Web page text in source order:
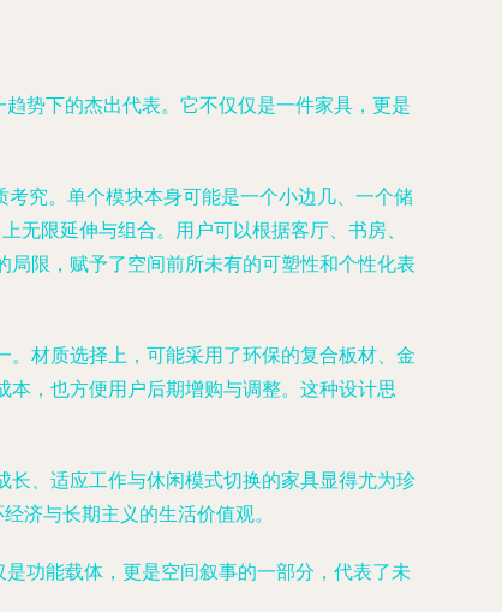
势下的杰出代表。它不仅仅是一件家具，更是
考究。单个模块本身可能是一个小边几、一个储
限延伸与组合。用户可以根据客厅、书房、
限，赋予了空间前所未有的可塑性和个性化表
材质选择上，可能采用了环保的复合板材、金
，也方便用户后期增购与调整。这种设计思
、适应工作与休闲模式切换的家具显得尤为珍
济与长期主义的生活价值观。
功能载体，更是空间叙事的一部分，代表了未